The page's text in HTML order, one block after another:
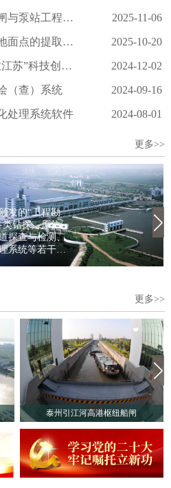
我公司牵头编制的《水闸与泵站工程地质... 2025-11-06
发明专利：水利勘测用地面点的提取优化... 2025-10-20
公司荣获第十二届“创业江苏”科技创业... 2024-12-02
（查）系统 2024-09-16
处理系统软件 2024-08-01
更多>>
的“工程勘
类钻探、原位
探查与检测、
系统等若干勘
水电与新能
染场地勘察、
害危险性评
镇排水管道探
水及建筑材料
技术服务、地
灾害评估、地
测、穿河管道
更多>>
泰州引江河高港枢纽船闸